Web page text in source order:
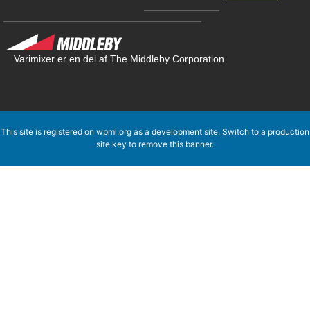
Varimixer er en del af The Middleby Corporation
This site is registered on wpml.org as a development site. Switch to a production
site key to remove this banner.